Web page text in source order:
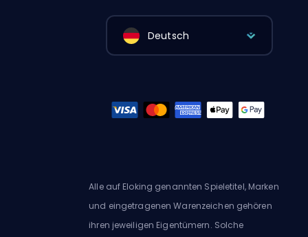
Deutsch
Alle auf Eloking genannten Spieletitel, Marken
und eingetragenen Warenzeichen gehören
ihren jeweiligen Eigentümern. Solche